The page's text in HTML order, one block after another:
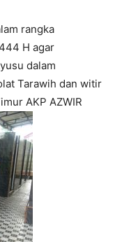
rangka
H agar
dalam
Tarawih dan witir
AKP AZWIR